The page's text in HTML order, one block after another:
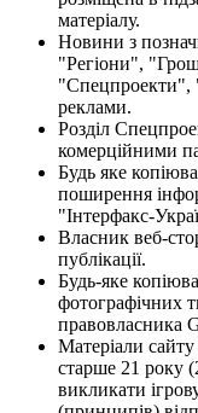
матеріалу.
Новини з
"Регіони",
"Спецпроекти",
реклами.
Розділ
комерційними
Будь яке
поширення
"Інтерфакс-
Власник веб-
публікації.
Будь-яке
фотографічних
правовласника
Матеріали
старше 21 року
викликати